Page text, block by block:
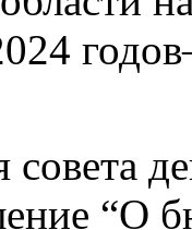
совета
“О